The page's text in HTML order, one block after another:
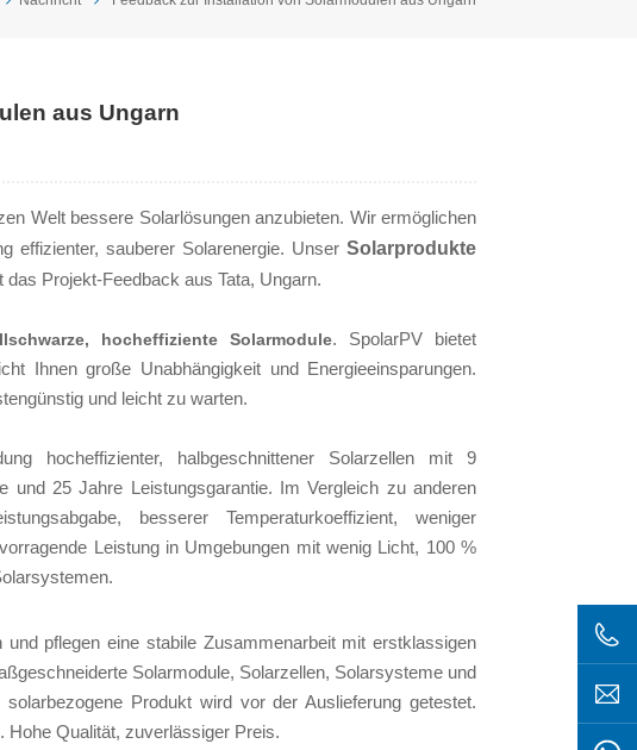
aus Ungarn
Welt bessere Solarlösungen anzubieten. Wir ermöglichen
effizienter, sauberer Solarenergie. UnserSolarprodukte
Projekt-Feedback aus Tata, Ungarn.
hocheffiziente Solarmodule. SpolarPV bietet
Ihnen große Unabhängigkeit und Energieeinsparungen.
und leicht zu warten.
hocheffizienter, halbgeschnittener Solarzellen mit 9
und 25 Jahre Leistungsgarantie. Im Vergleich zu anderen
besserer Temperaturkoeffizient, weniger
Leistung in Umgebungen mit wenig Licht, 100 %
pflegen eine stabile Zusammenarbeit mit erstklassigen
Solarmodule, Solarzellen, Solarsysteme und
Produkt wird vor der Auslieferung getestet.
Hohe Qualität, zuverlässiger Preis.